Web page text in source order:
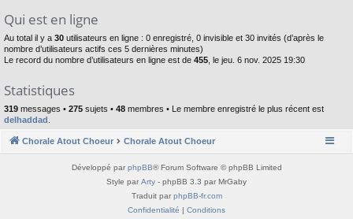
Qui est en ligne
Au total il y a 30 utilisateurs en ligne : 0 enregistré, 0 invisible et 30 invités (d’après le
nombre d’utilisateurs actifs ces 5 dernières minutes)
Le record du nombre d’utilisateurs en ligne est de 455 , le jeu. 6 nov. 2025 19:30
Statistiques
319 messages • 275 sujets • 48 membres • Le membre enregistré le plus récent est
delhaddad
Chorale Atout Choeur Chorale Atout Choeur
Développé par phpBB® Forum Software © phpBB Limited
Style par Arty - phpBB 3.3 par MrGaby
Traduit par phpBB-fr.com
Confidentialité
Conditions